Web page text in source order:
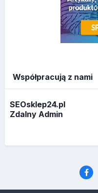
Współpracują z nami
SEOsklep24.pl
Zdalny Admin